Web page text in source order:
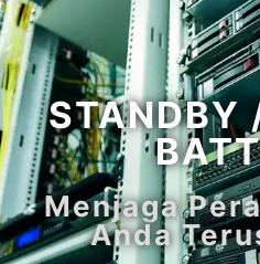
STANDBY
Menjaga
Anda